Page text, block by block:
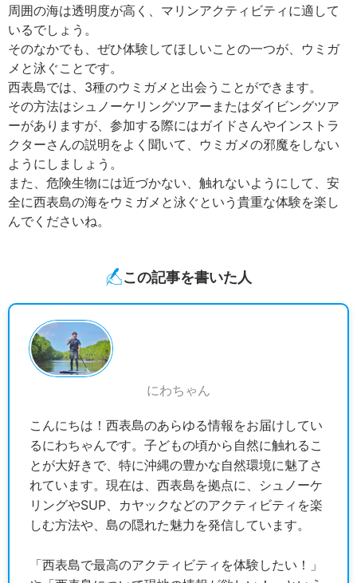
周囲の海は透明度が高く、マリンアクティビティに適して
いるでしょう。
そのなかでも、ぜひ体験してほしいことの一つが、ウミガ
メと泳ぐことです。
西表島では、3種のウミガメと出会うことができます。
その方法はシュノーケリングツアーまたはダイビングツア
ーがありますが、参加する際にはガイドさんやインストラ
クターさんの説明をよく聞いて、ウミガメの邪魔をしない
ようにしましょう。
また、危険生物には近づかない、触れないようにして、安
全に西表島の海をウミガメと泳ぐという貴重な体験を楽し
んでくださいね。
この記事を書いた人
にわちゃん
こんにちは！西表島のあらゆる情報をお届けしてい
るにわちゃんです。子どもの頃から自然に触れるこ
とが大好きで、特に沖縄の豊かな自然環境に魅了さ
れています。現在は、西表島を拠点に、シュノーケ
リングやSUP、カヤックなどのアクティビティを楽
しむ方法や、島の隠れた魅力を発信しています。
「西表島で最高のアクティビティを体験したい！」